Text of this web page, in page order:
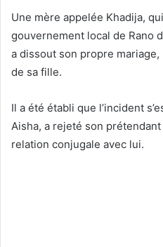
Une mère appelée Khadija,
gouvernement local de Rano
a dissout son propre
de sa fille.
Il a été établi que l’incident
Aisha, a rejeté son
relation conjugale avec lui.